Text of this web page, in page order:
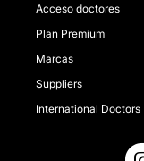
Acceso doctores
Plan Premium
Marcas
Suppliers
International Doctors